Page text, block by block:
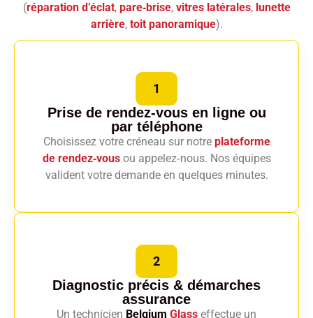
(réparation d’éclat, pare‑brise, vitres latérales, lunette
arrière, toit panoramique).
1
Prise de rendez-vous en ligne ou
par téléphone
Choisissez votre créneau sur notre plateforme
de rendez‑vousou appelez‑nous. Nos équipes
valident votre demande en quelques minutes.
2
Diagnostic précis & démarches
assurance
Un technicien Belgium Glass effectue un